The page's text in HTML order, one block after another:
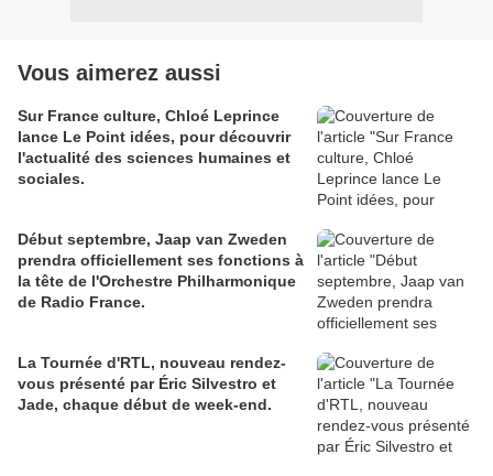
Vous aimerez aussi
Sur France culture, Chloé Leprince
lance Le Point idées, pour découvrir
l'actualité des sciences humaines et
sociales.
Début septembre, Jaap van Zweden
prendra officiellement ses fonctions à
la tête de l'Orchestre Philharmonique
de Radio France.
La Tournée d'RTL, nouveau rendez-
vous présenté par Éric Silvestro et
Jade, chaque début de week-end.